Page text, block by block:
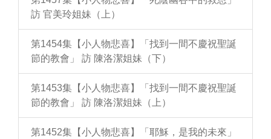
訪 官美玲姐妹（上）
第1454集【小人物悲喜】「找到一間不慶祝聖誕
節的教會」 訪 陳洛潔姐妹（下）
第1453集【小人物悲喜】「找到一間不慶祝聖誕
節的教會」 訪 陳洛潔姐妹（上）
第1452集【小人物悲喜】「耶穌，是我的未來」